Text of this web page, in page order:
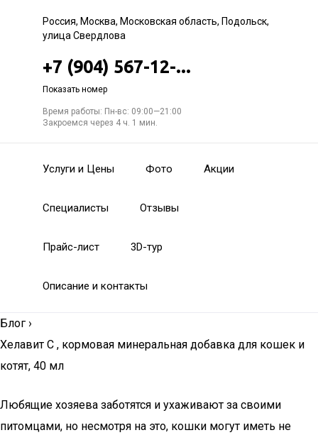
Россия, Москва, Московская область, Подольск,
улица Свердлова
+7 (904) 567-12-...
Показать номер
Время работы: Пн-вс: 09:00—21:00
Закроемся через 4 ч. 1 мин.
Услуги и Цены Фото Акции
Специалисты Отзывы
Прайс-лист 3D-тур
Описание и контакты
Блог ›
Хелавит С , кормовая минеральная добавка для кошек и
котят, 40 мл
Любящие хозяева заботятся и ухаживают за своими
питомцами, но несмотря на это, кошки могут иметь не